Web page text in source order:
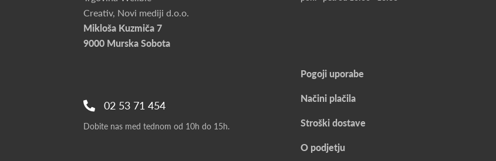
Creativ, Novi mediji d.o.o.
Mikloša Kuzmiča 7
9000 Murska Sobota
02 53 71 454
Dobite nas med tednom od 10h do 15h.
Pogoji uporabe
Načini plačila
Stroški dostave
O podjetju